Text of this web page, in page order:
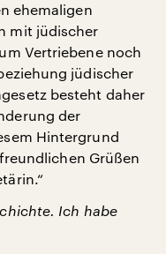
ehemaligen
mit jüdischer
Vertriebene noch
jüdischer
besteht daher
der
Hintergrund
Grüßen
Ich habe